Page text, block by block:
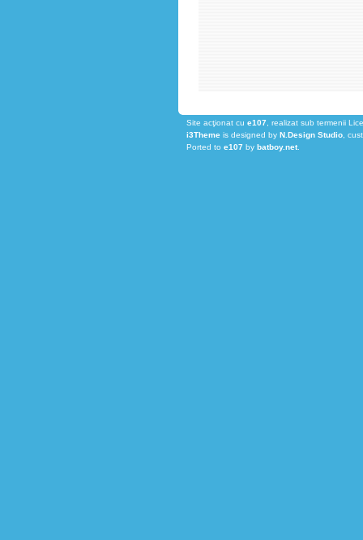
Site acţionat cu e107 , realizat sub termenii
i3Theme is designed by N.Design Studio ,
Ported to e107 by batboy.net.